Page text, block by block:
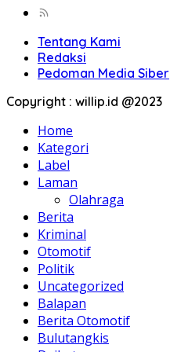
Tentang Kami
Redaksi
Pedoman Media Siber
Copyright : willip.id @2023
Home
Kategori
Label
Laman
Olahraga
Berita
Kriminal
Otomotif
Politik
Uncategorized
Balapan
Berita Otomotif
Bulutangkis